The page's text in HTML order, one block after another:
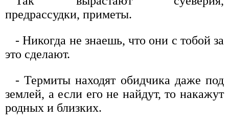
предрассудки, приметы.
- Никогда не знаешь, что они с тобой за
это сделают.
- Термиты находят обидчика даже под
землей, а если его не найдут, то накажут
родных и близких.